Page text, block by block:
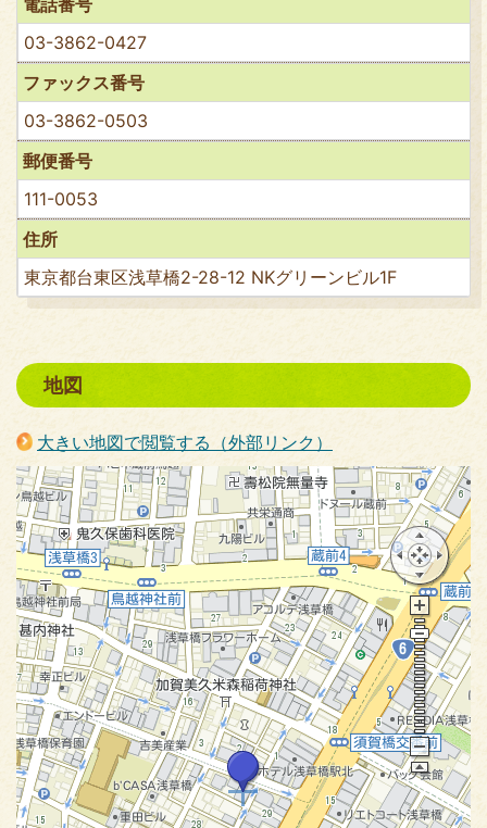
電話番号
03-3862-0427
ファックス番号
03-3862-0503
郵便番号
111-0053
住所
東京都台東区浅草橋2-28-12 NKグリーンビル1F
地図
大きい地図で閲覧する（外部リンク）